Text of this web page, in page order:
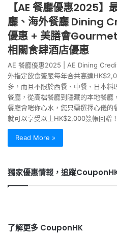
【AE 餐廳優惠2025】
廳、海外餐廳 Dining
優惠 + 美膳會
相關食肆酒店優惠
AE 餐廳優惠2025 | AE Dining
外指定飲食簽賬每年合共高達
多，而且不限於西餐、中餐、日本
餐廳，從高檔餐廳到隱藏的本地餐廳
餐廳會啱你心水，您只需選擇心儀的
就可以享受以上HK$2,000簽帳回贈
Read More »
獨家優惠情報，追蹤
了解更多 CouponHK